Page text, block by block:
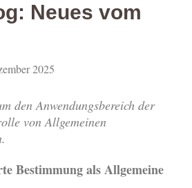
Neues vom
2025
den Anwendungsbereich der
von Allgemeinen
Bestimmung als Allgemeine